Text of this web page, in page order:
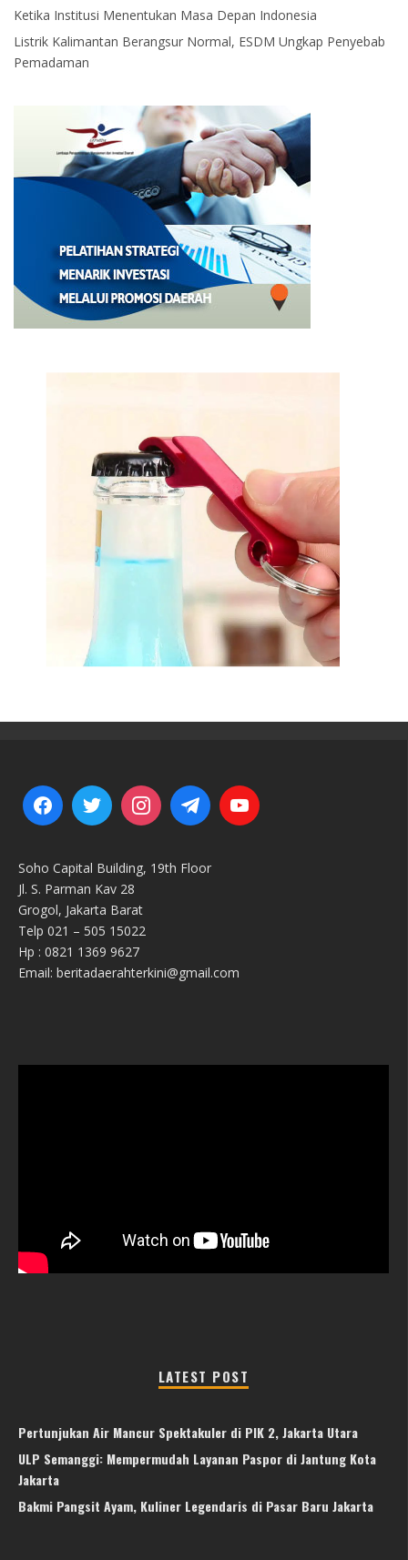
Ketika Institusi Menentukan Masa Depan Indonesia
Listrik Kalimantan Berangsur Normal, ESDM Ungkap Penyebab
Pemadaman
Soho Capital Building, 19th Floor
Jl. S. Parman Kav 28
Grogol, Jakarta Barat
Telp 021 – 505 15022
Hp : 0821 1369 9627
Email: beritadaerahterkini@gmail.com
LATEST POST
Pertunjukan Air Mancur Spektakuler di PIK 2, Jakarta Utara
ULP Semanggi: Mempermudah Layanan Paspor di Jantung Kota
Jakarta
Bakmi Pangsit Ayam, Kuliner Legendaris di Pasar Baru Jakarta